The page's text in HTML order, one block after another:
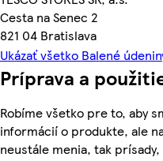
Cesta na Senec 2
821 04 Bratislava
Ukázať všetko Balené
Príprava a
Robíme všetko pre to, aby
informácií o produkte, ale
neustále menia, tak